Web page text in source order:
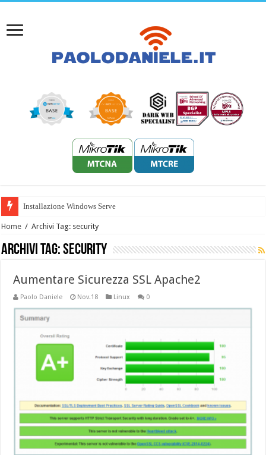
Installazione Windows Server 202
Home / Archivi Tag: security
Archivi Tag:security
Aumentare Sicurezza SSL Apache2
Paolo Daniele Nov.18 Linux 0